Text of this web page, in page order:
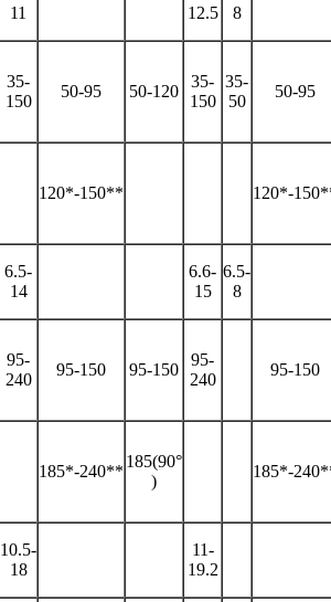
11
12.5
8
35-
150
50-95 50-120
35-
150
35-
50
50-95
120*-150** 120*-
6.5-
14
6.6-
15
6.5-
8
95-
240
95-150 95-150
95-
240
95-150
185*-240**
185(90°
)
185*-
10.5-
18
11-
19.2